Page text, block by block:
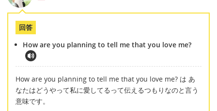
回答
How are you planning to tell me that you love me?
How are you planning to tell me that you love me? は あ
なたはどうやって私に愛してるって伝えるつもりなのと言う
意味です。